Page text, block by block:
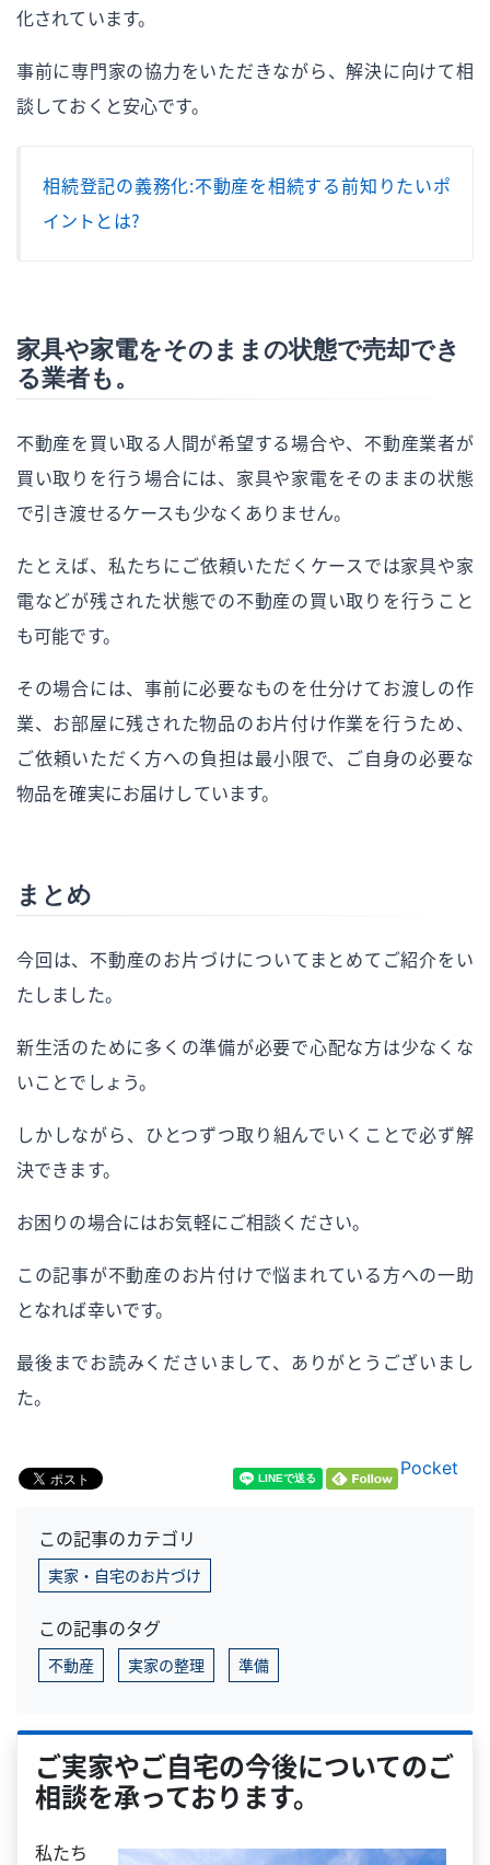
化されています。
事前に専門家の協力をいただきながら、解決に向けて相
談しておくと安心です。
相続登記の義務化：不動産を相続する前知りたいポ
イントとは？
家具や家電をそのままの状態で売却でき
る業者も。
不動産を買い取る人間が希望する場合や、不動産業者が
買い取りを行う場合には、家具や家電をそのままの状態
で引き渡せるケースも少なくありません。
たとえば、私たちにご依頼いただくケースでは家具や家
電などが残された状態での不動産の買い取りを行うこと
も可能です。
その場合には、事前に必要なものを仕分けてお渡しの作
業、お部屋に残された物品のお片付け作業を行うため、
ご依頼いただく方への負担は最小限で、ご自身の必要な
物品を確実にお届けしています。
まとめ
今回は、不動産のお片づけについてまとめてご紹介をい
たしました。
新生活のために多くの準備が必要で心配な方は少なくな
いことでしょう。
しかしながら、ひとつずつ取り組んでいくことで必ず解
決できます。
お困りの場合にはお気軽にご相談ください。
この記事が不動産のお片付けで悩まれている方への一助
となれば幸いです。
最後までお読みくださいまして、ありがとうございまし
た。
Pocket
この記事のカテゴリ
実家・自宅のお片づけ
この記事のタグ
不動産 実家の整理 準備
ご実家やご自宅の今後についてのご
相談を承っております。
私たち